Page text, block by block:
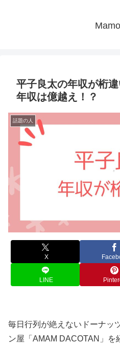
平子良太の年収が桁
年収は億越え！？
話題の人
X
LINE
毎日行列が絶えないドーナッ
ン屋「AMAM DACOTAN」を